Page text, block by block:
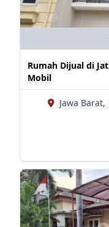
Rumah Dijual di
Mobil
Jawa Barat,